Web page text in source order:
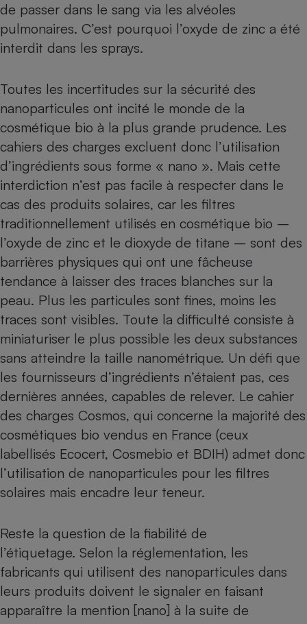
de passer dans le sang via les alvéoles
pulmonaires. C’est pourquoi l’oxyde de zinc a été
interdit dans les sprays.
Toutes les incertitudes sur la sécurité des
nanoparticules ont incité le monde de la
cosmétique bio à la plus grande prudence. Les
cahiers des charges excluent donc l’utilisation
d’ingrédients sous forme « nano ». Mais cette
interdiction n’est pas facile à respecter dans le
cas des produits solaires, car les filtres
traditionnellement utilisés en cosmétique bio –
l’oxyde de zinc et le dioxyde de titane – sont des
barrières physiques qui ont une fâcheuse
tendance à laisser des traces blanches sur la
peau. Plus les particules sont fines, moins les
traces sont visibles. Toute la difficulté consiste à
miniaturiser le plus possible les deux substances
sans atteindre la taille nanométrique. Un défi que
les fournisseurs d’ingrédients n’étaient pas, ces
dernières années, capables de relever. Le cahier
des charges Cosmos, qui concerne la majorité des
cosmétiques bio vendus en France (ceux
labellisés Ecocert, Cosmebio et BDIH) admet donc
l’utilisation de nanoparticules pour les filtres
solaires mais encadre leur teneur.
Reste la question de la fiabilité de
l’étiquetage. Selon la réglementation, les
fabricants qui utilisent des nanoparticules dans
leurs produits doivent le signaler en faisant
apparaître la mention [nano] à la suite de